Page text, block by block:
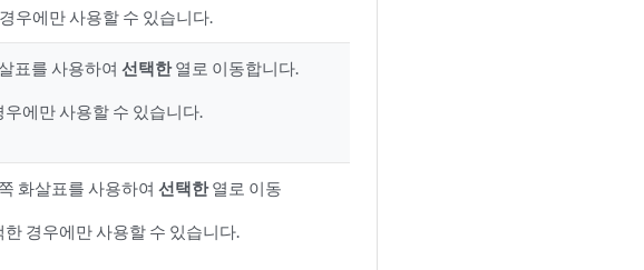
우에만 사용할 수 있습니다.
표를 사용하여선택한열로 이동합니다.
에만 사용할 수 있습니다.
화살표를 사용하여선택한열로 이동
경우에만 사용할 수 있습니다.